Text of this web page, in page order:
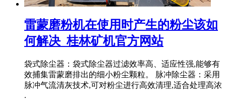
雷蒙磨粉机在使用时产生的粉尘该如
何解决_桂林矿机官方网站
袋式除尘器：袋式除尘器过滤效率高、适应性强,能够有
效捕集雷蒙磨排出的细小粉尘颗粒。 脉冲除尘器：采用
脉冲气流清灰技术,可对粉尘进行高效清理,适合处理高浓
.